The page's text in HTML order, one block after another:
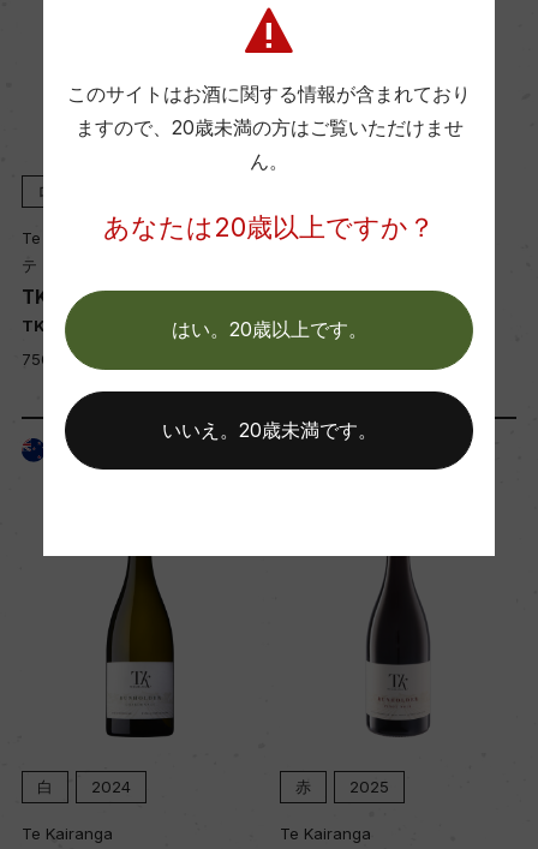
ロゼ
Te Kairanga
テ・カイランガ
TK Pinot Noir Rose
TK ピノ・ノワール ロゼ
750ml, 3,600 yen
Te Kairanga
TK Pinot Noir Rose
TK ピノ・ノワール ロゼ
ニュージーランド
白 2024
Te Kairanga
赤 2025
Te Kairanga
このサイトはお酒に関する情報が含まれており
ますので、 20歳未満の方はご覧いただけませ
ん。
あなたは20歳以上ですか？
はい。20歳以上です。
いいえ。20歳未満です。